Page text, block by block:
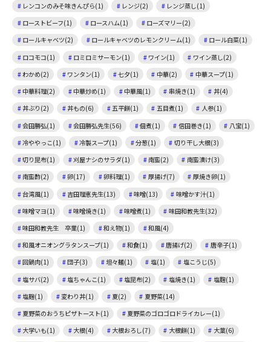
レンコンのみそ味きんぴら(1)
レンジ(2)
レンジ蒸し(1)
ローストビーフ(1)
ロースハム(1)
ローズマリー(2)
ロールキャベツ(2)
ロールキャベツのレモンクリーム(1)
ロール白菜(1)
ロコモコ(1)
ロミロミサーモン(1) ワイン(1)
ワイン蒸し(2)
わかめ(2)
ワンタン(1) 七夕(1) 中華(2)
中華スープ(1)
中華料理(2)
中華炒め(1) 中華風(1) 串焼き(1)
丼(4)
丼ぶり(2)
丼もの(6) 五平餅(1) 五目煮(1)
人参(1)
会田勝弘(1)
会田勝弘先生(56) 佃煮(1) 信田巻き(1)
八宝(1)
冷ややっこ(1)
冷製スープ(1) 分葱(1)
切り干し大根(3)
切り昆布(1)
刈屋ナシのサラダ(1) 南蛮(2)
南蛮漬け(3)
南蛮酢(2)
卵(17) 卵料理(1) 厚揚げ(7)
厚焼き卵(1)
台湾風(1)
吉田理恵先生(13) 味噌(13)
味噌かす汁(1)
味噌マヨ(1)
味噌焼き(1) 味噌煮(1)
味田和教先生(32)
味田和教先生 卒業(1)
和え物(1)
和風(4)
和風オニオングラタンスープ(1)
和食(1) 唐揚げ(2)
唐辛子(1)
回鍋肉(1)
団子(3) 坦々麺(1) 塩(1)
塩こうじ(5)
塩サバ(2)
塩ちゃんこ(1) 塩昆布(2) 塩焼き(1)
塩麴(1)
塩麹(1)
変わり丼(1) 夏(2)
夏野菜(14)
夏野菜のおうちピザトースト(1)
夏野菜のゴロゴロドライカレー(1)
大学いも(1)
大根(4) 大根おろし(7) 大根餅(1)
大葉(6)